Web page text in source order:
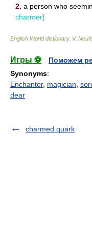
2. a person who
charmer]
English World dictionary. V.
Игры ⚽
Поможем
Synonyms:
Enchanter, magician
dear
charmed quark